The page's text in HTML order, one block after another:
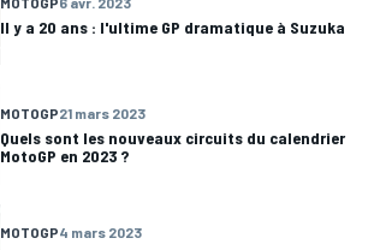
Il y a 20 ans : l'ultime GP dramatique à Suzuka
MOTOGP21 mars 2023
Quels sont les nouveaux circuits du calendrier
MotoGP en 2023 ?
MOTOGP4 mars 2023